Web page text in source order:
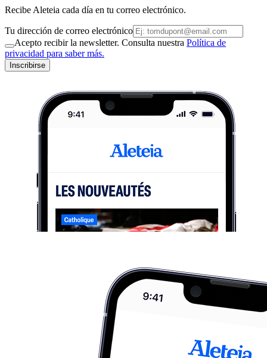
Recibe Aleteia cada día en tu correo electrónico.
Tu dirección de correo electrónico
Acepto recibir la newsletter. Consulta nuestra Política de
privacidad para saber más.
Inscribirse